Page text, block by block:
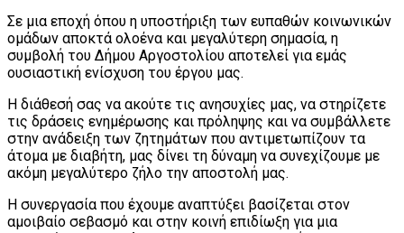
Σε μια εποχή όπου η υποστήριξη των ευπαθών κοινωνικών
ομάδων αποκτά ολοένα και μεγαλύτερη σημασία, η
συμβολή του Δήμου Αργοστολίου αποτελεί για εμάς
ουσιαστική ενίσχυση του έργου μας.
Η διάθεσή σας να ακούτε τις ανησυχίες μας, να στηρίζετε
τις δράσεις ενημέρωσης και πρόληψης και να συμβάλλετε
στην ανάδειξη των ζητημάτων που αντιμετωπίζουν τα
άτομα με διαβήτη, μας δίνει τη δύναμη να συνεχίζουμε με
ακόμη μεγαλύτερο ζήλο την αποστολή μας.
Η συνεργασία που έχουμε αναπτύξει βασίζεται στον
αμοιβαίο σεβασμό και στην κοινή επιδίωξη για μια